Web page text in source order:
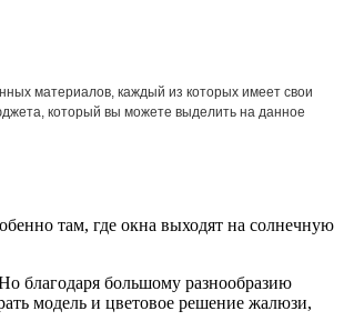
материалов, каждый из которых имеет свои
который вы можете выделить на данное
там, где окна выходят на солнечную
благодаря большому разнообразию
модель и цветовое решение жалюзи,